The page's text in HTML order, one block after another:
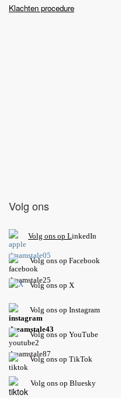
Klachten procedure
Volg ons
Volg ons op LinkedIn
Volg ons op Facebook
Volg ons op X
Volg ons op Instagram
Volgons op YouTube
Volg ons op TikTok
Volg ons op Bluesky